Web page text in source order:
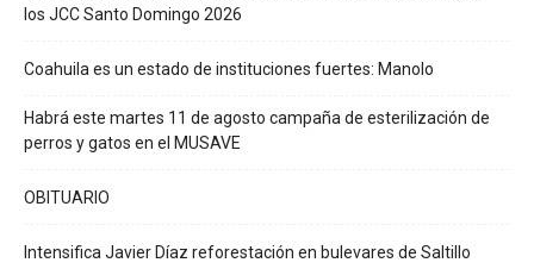
los JCC Santo Domingo 2026
Coahuila es un estado de instituciones fuertes: Manolo
Habrá este martes 11 de agosto campaña de esterilización de
perros y gatos en el MUSAVE
OBITUARIO
Intensifica Javier Díaz reforestación en bulevares de Saltillo